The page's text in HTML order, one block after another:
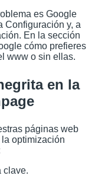
es Google
Configuración y, a
En la sección
cómo prefieres
www o sin ellas.
en la
páginas web
optimización
clave.